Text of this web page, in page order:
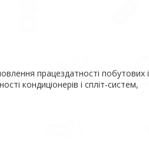
працездатності побутових і
кондиціонерів і спліт-систем,